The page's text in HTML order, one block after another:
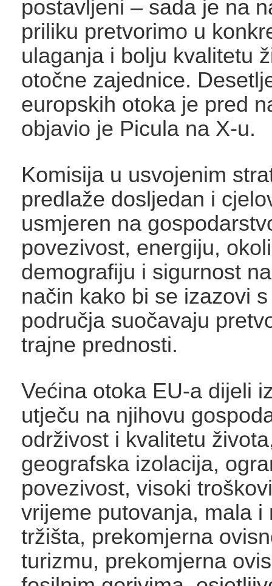
postavljeni – sada je na
priliku pretvorimo u
ulaganja i bolju kvalitetu
otočne zajednice.
europskih otoka je pred
objavio je Picula na X-u.
Komisija u usvojenim
predlaže dosljedan i
usmjeren na
povezivost, energiju,
demografiju i sigurnost
način kako bi se izazovi
područja suočavaju
trajne prednosti.
Većina otoka EU-a dijeli
utječu na njihovu
održivost i kvalitetu
geografska izolacija,
povezivost, visoki
vrijeme putovanja, mala i
tržišta, prekomjerna
turizmu, prekomjerna